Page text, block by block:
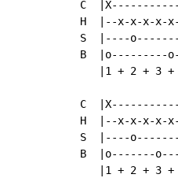
C
H  |--x-x-x-x-
S  |----
B  |o---------
|1 + 2 + 3 +
C
H  |--x-x-x-
S  |----
B  |o-------
|1 + 2 + 3 +